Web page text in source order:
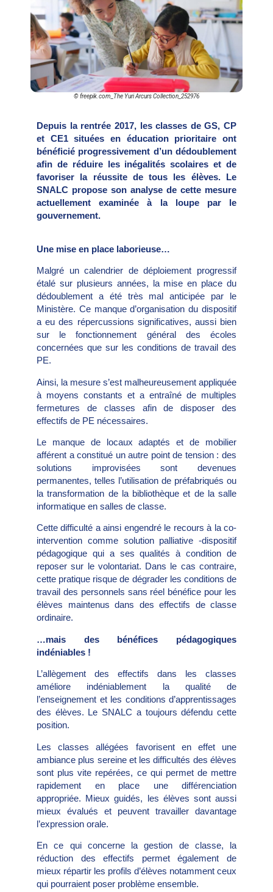
© freepik.com_The Yuri Arcurs Collection_252976
Depuis la rentrée 2017, les classes de GS, CP
et CE1 situées en éducation prioritaire ont
bénéficié progressivement d’un dédoublement
afin de réduire les inégalités scolaires et de
favoriser la réussite de tous les élèves. Le
SNALC propose son analyse de cette mesure
actuellement examinée à la loupe par le
gouvernement.
Une mise en place laborieuse…
Malgré un calendrier de déploiement progressif
étalé sur plusieurs années, la mise en place du
dédoublement a été très mal anticipée par le
Ministère. Ce manque d’organisation du dispositif
a eu des répercussions significatives, aussi bien
sur le fonctionnement général des écoles
concernées que sur les conditions de travail des
PE.
Ainsi, la mesure s’est malheureusement appliquée
à moyens constants et a entraîné de multiples
fermetures de classes afin de disposer des
effectifs de PE nécessaires.
Le manque de locaux adaptés et de mobilier
afférent a constitué un autre point de tension : des
solutions improvisées sont devenues
permanentes, telles l’utilisation de préfabriqués ou
la transformation de la bibliothèque et de la salle
informatique en salles de classe.
Cette difficulté a ainsi engendré le recours à la co-
intervention comme solution palliative -dispositif
pédagogique qui a ses qualités à condition de
reposer sur le volontariat. Dans le cas contraire,
cette pratique risque de dégrader les conditions de
travail des personnels sans réel bénéfice pour les
élèves maintenus dans des effectifs de classe
ordinaire.
…mais des bénéfices pédagogiques
indéniables !
L’allègement des effectifs dans les classes
améliore indéniablement la qualité de
l’enseignement et les conditions d’apprentissages
des élèves. Le SNALC a toujours défendu cette
position.
Les classes allégées favorisent en effet une
ambiance plus sereine et les difficultés des élèves
sont plus vite repérées, ce qui permet de mettre
rapidement en place une différenciation
appropriée. Mieux guidés, les élèves sont aussi
mieux évalués et peuvent travailler davantage
l’expression orale.
En ce qui concerne la gestion de classe, la
réduction des effectifs permet également de
mieux répartir les profils d’élèves notamment ceux
qui pourraient poser problème ensemble.